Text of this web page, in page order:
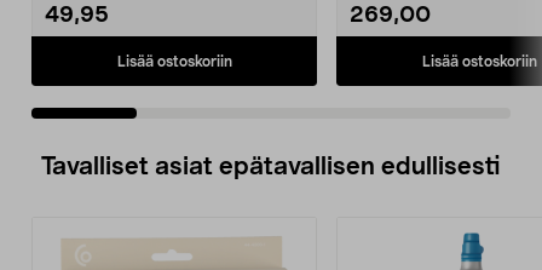
49,95
Lisää ostoskoriin
269,00
Lisää ostoskoriin
Tavalliset asiat epätavallisen edullisesti